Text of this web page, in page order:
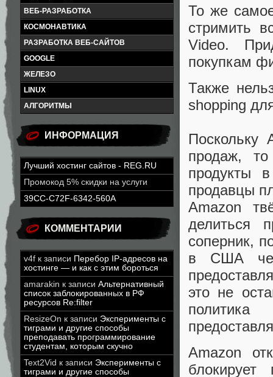
ВЕБ-РАЗРАБОТКА
КОСМОНАВТИКА
РАЗРАБОТКА ВЕБ-САЙТОВ
GOOGLE
ЖЕЛЕЗО
LINUX
АЛГОРИТМЫ
ИНФОРМАЦИЯ
Лучший хостинг сайтов - REG.RU
Промокод 5% скидки на услуги
39CC-C72F-6342-560A
КОММЕНТАРИИ
v4f к записи Перебор IP-адресов на
хостинге — и как с этим бороться
amarakin к записи Альтернативный
список заблокированных в РФ
ресурсов Re:filter
ResizeOn к записи Эксперименты с
тиграми и другие способы
преподавать программирование
студентам, которым скучно
Text2Vid к записи Эксперименты с
тиграми и другие способы
То же
стримить
Video.
покупкам
Также
shopping
Поскольку
продаж,
продукты
продавцы
Amazon
делиться
соперник,
в США
это не
Amazon